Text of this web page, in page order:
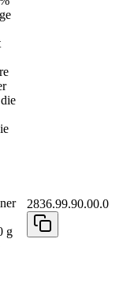
g
2836.99.90.00.0